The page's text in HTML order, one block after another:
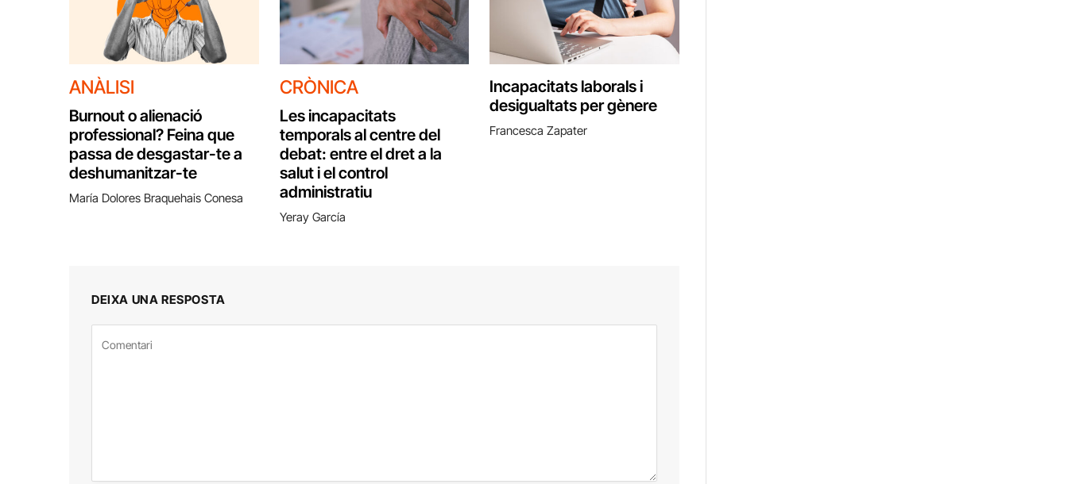
ANÀLISI
Burnout o alienació
professional? Feina que
passa de desgastar-te a
deshumanitzar-te
María Dolores Braquehais Conesa
CRÒNICA
Les incapacitats
temporals al centre del
debat: entre el dret a la
salut i el control
administratiu
Yeray García
Incapacitats laborals i
desigualtats per gènere
Francesca Zapater
DEIXA UNA RESPOSTA